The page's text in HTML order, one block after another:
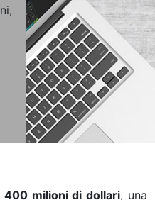
400 milioni di dollari, una